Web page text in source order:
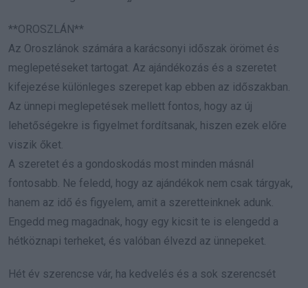
**OROSZLÁN**
Az Oroszlánok számára a karácsonyi időszak örömet és
meglepetéseket tartogat. Az ajándékozás és a szeretet
kifejezése különleges szerepet kap ebben az időszakban.
Az ünnepi meglepetések mellett fontos, hogy az új
lehetőségekre is figyelmet fordítsanak, hiszen ezek előre
viszik őket.
A szeretet és a gondoskodás most minden másnál
fontosabb. Ne feledd, hogy az ajándékok nem csak tárgyak,
hanem az idő és figyelem, amit a szeretteinknek adunk.
Engedd meg magadnak, hogy egy kicsit te is elengedd a
hétköznapi terheket, és valóban élvezd az ünnepeket.
Hét év szerencse vár, ha kedvelés és a sok szerencsét